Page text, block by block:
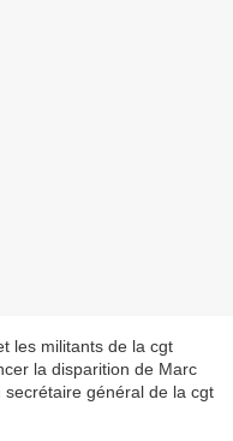
les militants de la cgt
la disparition de Marc
général de la cgt